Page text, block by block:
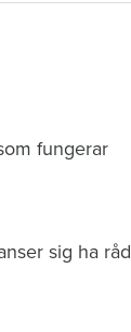
fungerar
sig ha råd